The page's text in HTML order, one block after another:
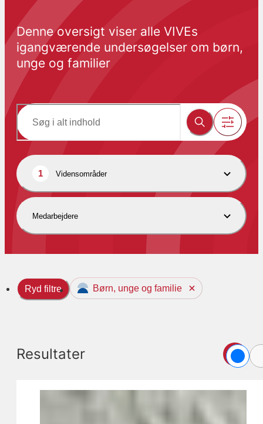
Denne oversigt viser alle VIVEs
igangværende undersøgelser om børn,
unge og familier
1 Vidensområder
Medarbejdere
Ryd filtre Børn, unge og familie
Resultater